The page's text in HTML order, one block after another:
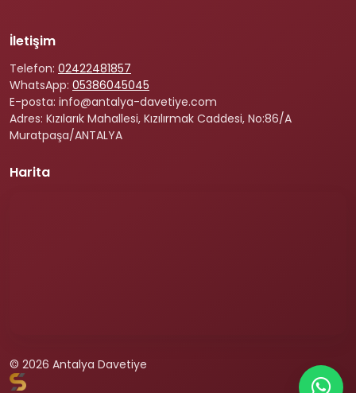
İletişim
Telefon: 02422481857
WhatsApp: 05386045045
E-posta: info@antalya-davetiye.com
Adres: Kızılarık Mahallesi, Kızılırmak Caddesi, No:86/A
Muratpaşa/ANTALYA
Harita
© 2026 Antalya Davetiye